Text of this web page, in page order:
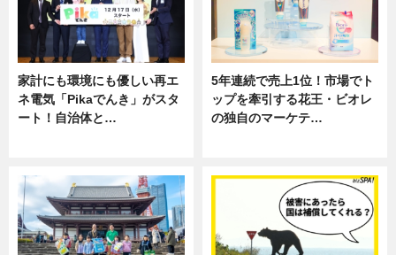
家計にも環境にも優しい再エ
ネ電気「Pikaでんき」がスタ
ート！自治体と…
5年連続で売上1位！市場でト
ップを牽引する花王・ビオレ
の独自のマーケテ…